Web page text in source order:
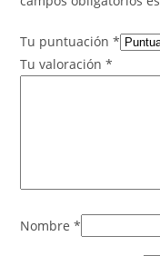
Tu puntuación*
Tu valoración*
Nombre*